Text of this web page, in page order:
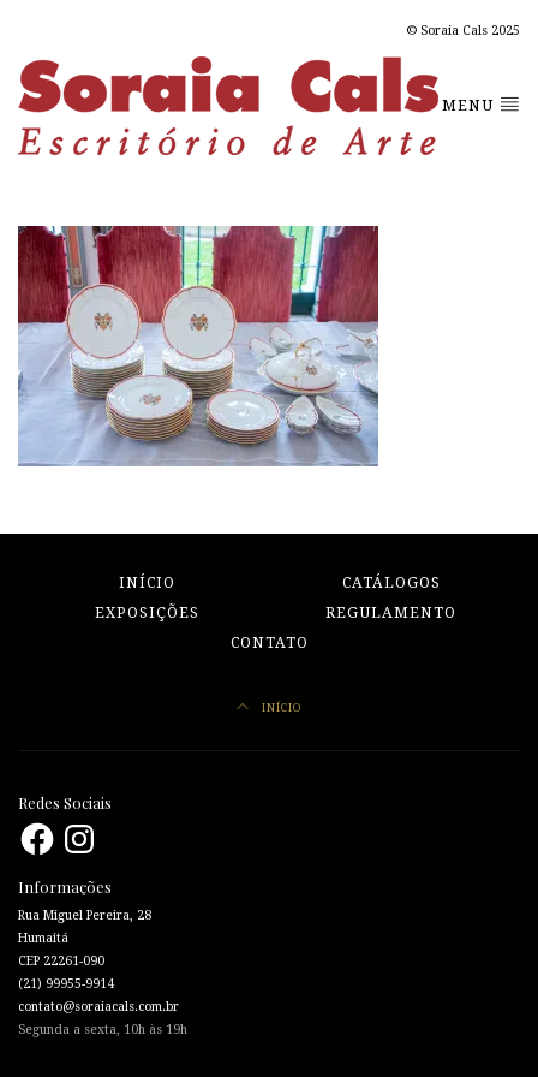
© Soraia Cals 2025
MENU
INÍCIO
CATÁLOGOS
EXPOSIÇÕES
REGULAMENTO
CONTATO
INÍCIO
Redes Sociais
FacebookInstagram
Informações
Rua Miguel Pereira, 28
Humaitá
CEP 22261-090
(21) 99955-9914
contato@soraiacals.com.br
Segunda a sexta, 10h às 19h